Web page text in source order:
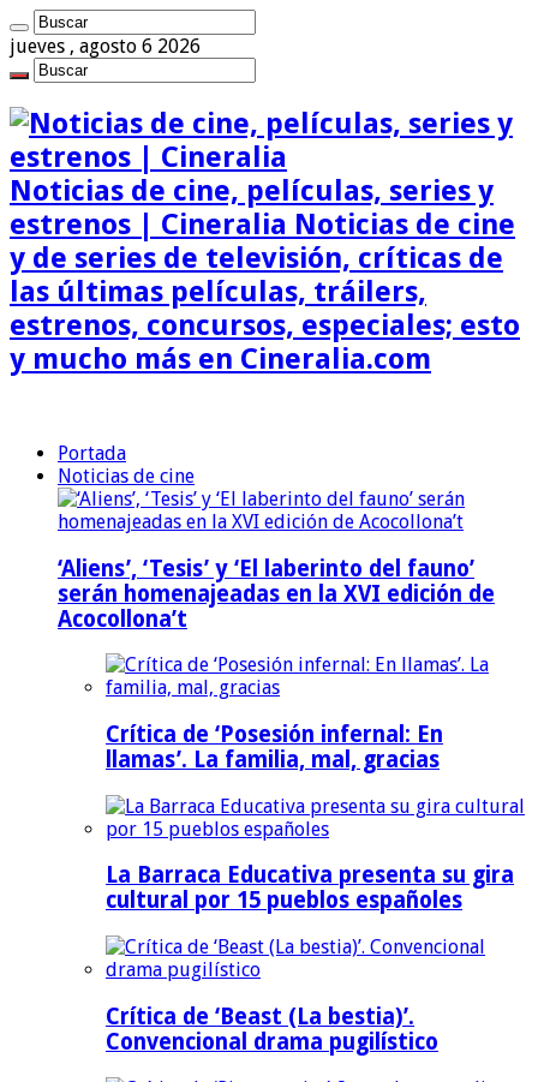
jueves , agosto 6 2026
Noticias de cine, películas, series y
estrenos | Cineralia Noticias de cine
y de series de televisión, críticas de
las últimas películas, tráilers,
estrenos, concursos, especiales; esto
y mucho más en Cineralia.com
Portada
Noticias de cine
‘Aliens’, ‘Tesis’ y ‘El laberinto del fauno’
serán homenajeadas en la XVI edición de
Acocollona’t
Crítica de ‘Posesión infernal: En
llamas’. La familia, mal, gracias
La Barraca Educativa presenta su gira
cultural por 15 pueblos españoles
Crítica de ‘Beast (La bestia)’.
Convencional drama pugilístico